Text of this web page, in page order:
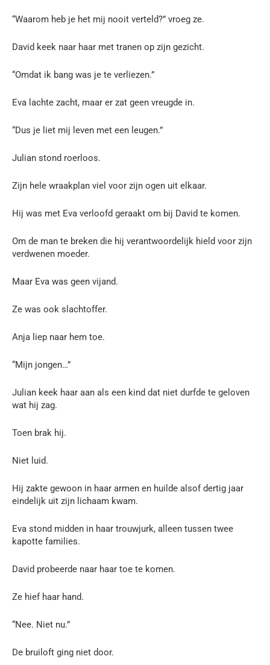
“Waarom heb je het mij nooit verteld?” vroeg ze.
David keek naar haar met tranen op zijn gezicht.
“Omdat ik bang was je te verliezen.”
Eva lachte zacht, maar er zat geen vreugde in.
“Dus je liet mij leven met een leugen.”
Julian stond roerloos.
Zijn hele wraakplan viel voor zijn ogen uit elkaar.
Hij was met Eva verloofd geraakt om bij David te komen.
Om de man te breken die hij verantwoordelijk hield voor zijn
verdwenen moeder.
Maar Eva was geen vijand.
Ze was ook slachtoffer.
Anja liep naar hem toe.
“Mijn jongen…”
Julian keek haar aan als een kind dat niet durfde te geloven
wat hij zag.
Toen brak hij.
Niet luid.
Hij zakte gewoon in haar armen en huilde alsof dertig jaar
eindelijk uit zijn lichaam kwam.
Eva stond midden in haar trouwjurk, alleen tussen twee
kapotte families.
David probeerde naar haar toe te komen.
Ze hief haar hand.
“Nee. Niet nu.”
De bruiloft ging niet door.